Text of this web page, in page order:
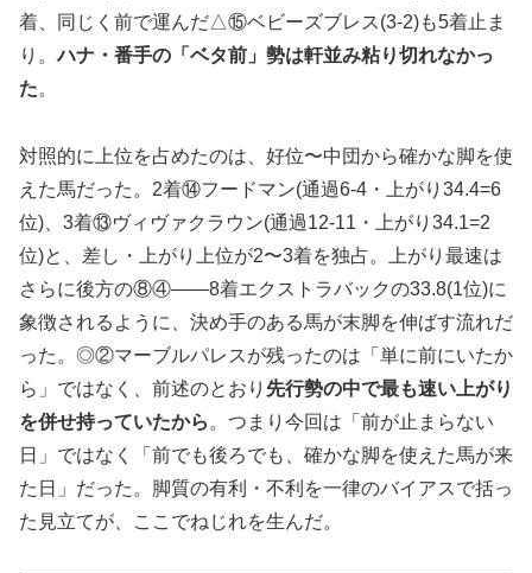
着、同じく前で運んだ△⑮ベビーズブレス(3-2)も5着止ま
り。ハナ・番手の「ベタ前」勢は軒並み粘り切れなかっ
た。
対照的に上位を占めたのは、好位〜中団から確かな脚を使
えた馬だった。2着⑭フードマン(通過6-4・上がり34.4=6
位)、3着⑬ヴィヴァクラウン(通過12-11・上がり34.1=2
位)と、差し・上がり上位が2〜3着を独占。上がり最速は
さらに後方の⑧④——8着エクストラバックの33.8(1位)に
象徴されるように、決め手のある馬が末脚を伸ばす流れだ
った。◎②マーブルパレスが残ったのは「単に前にいたか
ら」ではなく、前述のとおり 先行勢の中で最も速い上がり
を併せ持っていたから 。つまり今回は「前が止まらない
日」ではなく「前でも後ろでも、確かな脚を使えた馬が来
た日」だった。脚質の有利・不利を一律のバイアスで括っ
た見立てが、ここでねじれを生んだ。